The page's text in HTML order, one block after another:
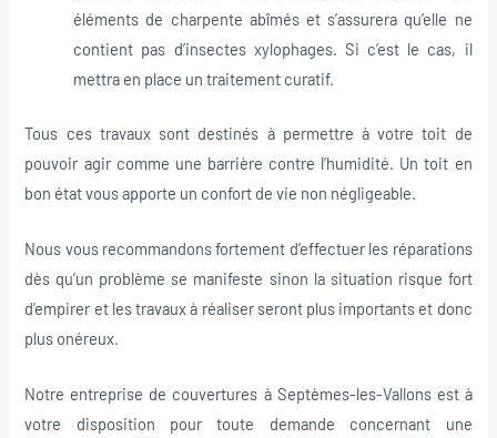
éléments de charpente abîmés et s’assurera qu’elle ne
contient pas d’insectes xylophages. Si c’est le cas, il
mettra en place un traitement curatif.
Tous ces travaux sont destinés à permettre à votre toit de
pouvoir agir comme une barrière contre l’humidité. Un toit en
bon état vous apporte un confort de vie non négligeable.
Nous vous recommandons fortement d’effectuer les réparations
dès qu’un problème se manifeste sinon la situation risque fort
d’empirer et les travaux à réaliser seront plus importants et donc
plus onéreux.
Notre entreprise de couvertures à Septèmes-les-Vallons est à
votre disposition pour toute demande concernant une